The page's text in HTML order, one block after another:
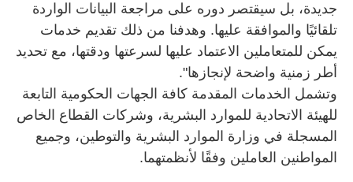
جديدة، بل سيقتصر دوره على مراجعة البيانات الواردة
تلقائيًا والموافقة عليها. وهدفنا من ذلك تقديم خدمات
يمكن للمتعاملين الاعتماد عليها لسرعتها ودقتها، مع تحديد
أطر زمنية واضحة لإنجازها".
وتشمل الخدمات المقدمة كافة الجهات الحكومية التابعة
للهيئة الاتحادية للموارد البشرية، وشركات القطاع الخاص
المسجلة في وزارة الموارد البشرية والتوطين، وجميع
المواطنين العاملين وفقًا لأنظمتهما.